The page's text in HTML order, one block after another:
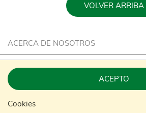
ACEPTO
Cookies
VOLVER ARRIBA
ACERCA DE NOSOTROS
CARRERA
SOSTENIBILIDAD